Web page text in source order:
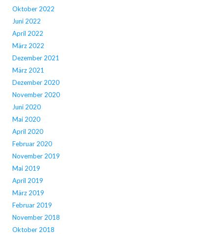
Oktober 2022
Juni 2022
April 2022
März 2022
Dezember 2021
März 2021
Dezember 2020
November 2020
Juni 2020
Mai 2020
April 2020
Februar 2020
November 2019
Mai 2019
April 2019
März 2019
Februar 2019
November 2018
Oktober 2018